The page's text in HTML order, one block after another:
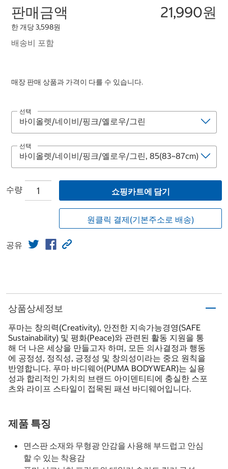
판매금액 21,990원
한 개당 3,598원
배송비 포함
매장 판매 상품과 가격이 다를 수 있습니다.
선택
선택
수량 쇼핑카트에 담기
원클릭 결제(기본주소로 배송)
공유
상품상세정보
푸마는 창의력(Creativity), 안전한 지속가능경영(SAFE
Sustainability) 및 평화(Peace)와 관련된 활동 지원을 통
해 더 나은 세상을 만들고자 하며, 모든 의사결정과 행동
에 공정성, 정직성, 긍정성 및 창의성이라는 중요 원칙을
반영합니다. 푸마 바디웨어(PUMA BODYWEAR)는 실용
성과 합리적인 가치의 브랜드 아이덴티티에 충실한 스포
츠와 라이프 스타일이 접목된 패션 바디웨어입니다.
제품 특징
면스판 소재와 무형광 안감을 사용해 부드럽고 안심
할 수 있는 착용감